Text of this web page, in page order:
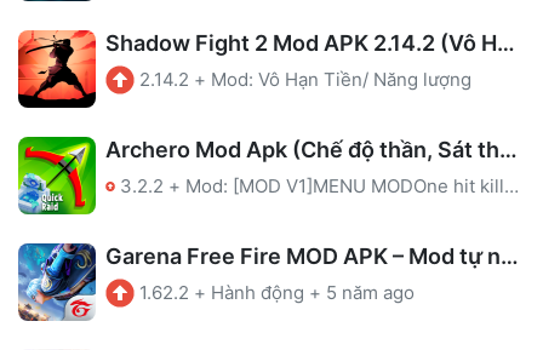
Shadow Fight 2 Mod APK 2.14.2 (Vô Hạn Tiền)
2.14.2 + Mod: Vô Hạn Tiền/ Năng lượng
Archero Mod Apk (Chế độ thần, Sát thương cao)
3.2.2 + Mod: [MOD V1]MENU MODOne hit killGod modeShoot through the wall[MOD V2]MENU MODOne hit killGod mode
Garena Free Fire MOD APK – Mod tự ngắm
1.62.2 + Hành động + 5 năm ago